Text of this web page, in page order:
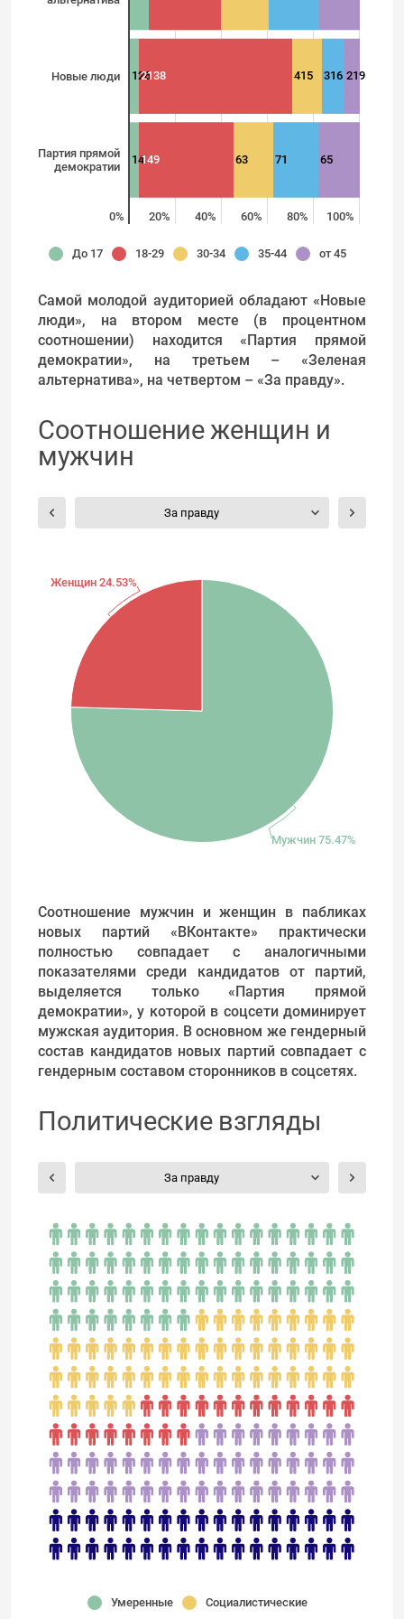
Новые люди
Партия прямой
демократии
0% 20% 40% 60% 80% 100%
1262138 415 316 219
14149 63 71 65
До 17 18-29 30-34 35-44 от 45
Самой молодой аудиторией обладают «Новые
люди», на втором месте (в процентном
соотношении) находится «Партия прямой
демократии», на третьем – «Зеленая
альтернатива», на четвертом – «За правду».
Соотношение женщин и
мужчин
За правду
Мужчин 75.47%
Женщин 24.53%
Соотношение мужчин и женщин в пабликах
новых партий «ВКонтакте» практически
полностью совпадает с аналогичными
показателями среди кандидатов от партий,
выделяется только «Партия прямой
демократии», у которой в соцсети доминирует
мужская аудитория. В основном же гендерный
состав кандидатов новых партий совпадает с
гендерным составом сторонников в соцсетях.
Политические взгляды
За правду
Умеренные Социалистические